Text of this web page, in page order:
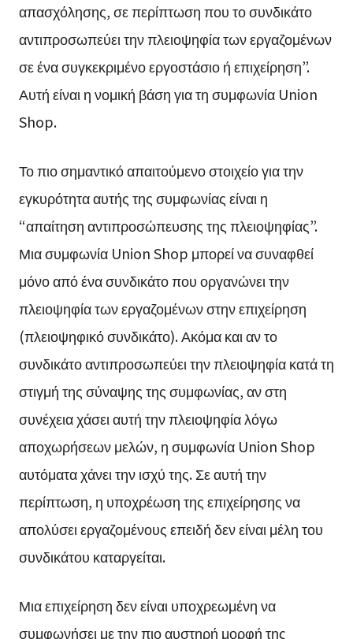
απασχόλησης, σε περίπτωση που το συνδικάτο
αντιπροσωπεύει την πλειοψηφία των εργαζομένων
σε ένα συγκεκριμένο εργοστάσιο ή επιχείρηση”.
Αυτή είναι η νομική βάση για τη συμφωνία Union
Shop.
Το πιο σημαντικό απαιτούμενο στοιχείο για την
εγκυρότητα αυτής της συμφωνίας είναι η
“απαίτηση αντιπροσώπευσης της πλειοψηφίας”.
Μια συμφωνία Union Shop μπορεί να συναφθεί
μόνο από ένα συνδικάτο που οργανώνει την
πλειοψηφία των εργαζομένων στην επιχείρηση
(πλειοψηφικό συνδικάτο). Ακόμα και αν το
συνδικάτο αντιπροσωπεύει την πλειοψηφία κατά τη
στιγμή της σύναψης της συμφωνίας, αν στη
συνέχεια χάσει αυτή την πλειοψηφία λόγω
αποχωρήσεων μελών, η συμφωνία Union Shop
αυτόματα χάνει την ισχύ της. Σε αυτή την
περίπτωση, η υποχρέωση της επιχείρησης να
απολύσει εργαζομένους επειδή δεν είναι μέλη του
συνδικάτου καταργείται.
Μια επιχείρηση δεν είναι υποχρεωμένη να
συμφωνήσει με την πιο αυστηρή μορφή της